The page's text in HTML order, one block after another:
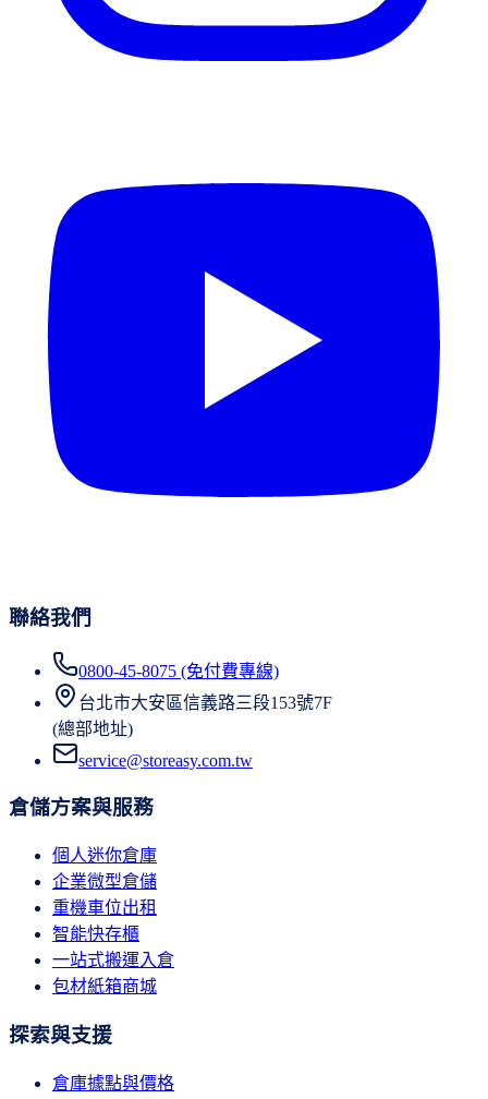
聯絡我們
0800-45-8075 (免付費專線)
台北市大安區信義路三段153號7F
(總部地址)
service@storeasy.com.tw
倉儲方案與服務
個人迷你倉庫
企業微型倉儲
重機車位出租
智能快存櫃
一站式搬運入倉
包材紙箱商城
探索與支援
倉庫據點與價格